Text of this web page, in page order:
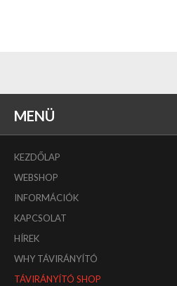
MENÜ
KEZDŐLAP
WEBSHOP
INFORMÁCIÓK
KAPCSOLAT
HÍREK
WHY TÁVIRÁNYÍTÓ
TÁVIRÁNYÍTÓ SHOP